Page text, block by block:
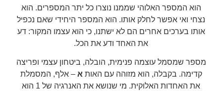
הוא המספר האלוהי שממנו נוצרו כל יתר המספרים. הוא
נצחי ואי אפשר לחלק אותו. הוא המספר היחידי שאם נכפיל
אותו בערכים אחרים הם לא ישתנו, כי הוא עצמו המקור: דע
את האחד ודע את הכל.
מספר שמסמל עוצמה פנימית, הובלה, ביטחון עצמי ופריצה
קדימה. בקבלה, הוא מזוהה עם האות א – אלף, המסמלת
את האחדות האלוקית. מי שנושא את האנרגיה של 1 הוא